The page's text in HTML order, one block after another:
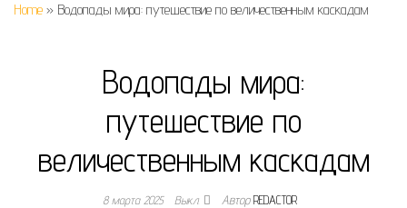
Home » Водопады мира: путешествие по величественным каскадам
Водопады мира:
путешествие по
величественным каскадам
8 марта 2025 Выкл. АвторREDACTOR